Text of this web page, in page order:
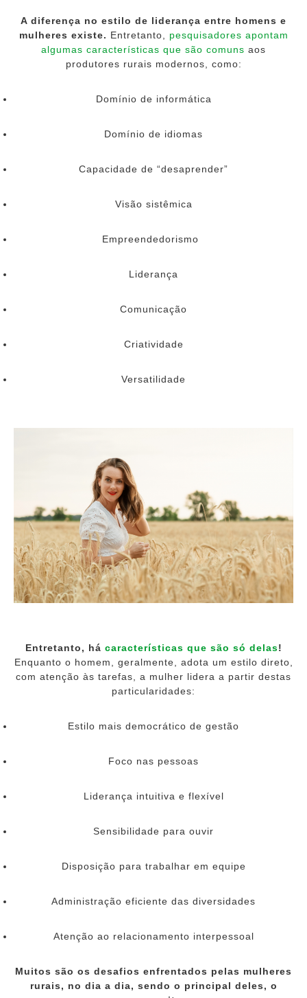
A diferença no estilo de liderança entre homens e
mulheres existe. Entretanto, pesquisadores apontam
algumas características que são comuns aos
produtores rurais modernos, como:
Domínio de informática
Domínio de idiomas
Capacidade de “desaprender”
Visão sistêmica
Empreendedorismo
Liderança
Comunicação
Criatividade
Versatilidade
Entretanto, há características que são só delas!
Enquanto o homem, geralmente, adota um estilo direto,
com atenção às tarefas, a mulher lidera a partir destas
particularidades:
Estilo mais democrático de gestão
Foco nas pessoas
Liderança intuitiva e flexível
Sensibilidade para ouvir
Disposição para trabalhar em equipe
Administração eficiente das diversidades
Atenção ao relacionamento interpessoal
Muitos são os desafios enfrentados pelas mulheres
rurais, no dia a dia, sendo o principal deles, o